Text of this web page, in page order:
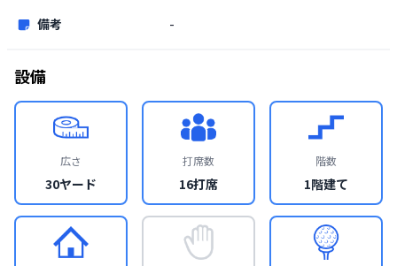
備考
-
設備
広さ
30ヤード
打席数
16打席
階数
1階建て